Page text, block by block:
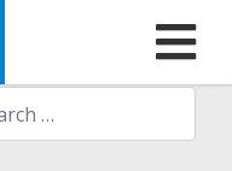
Sandarbh